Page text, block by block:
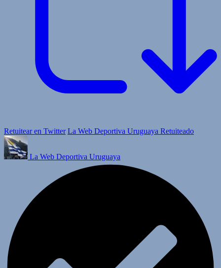
Retuitear en Twitter La Web Deportiva Uruguaya Retuiteado
La Web Deportiva Uruguaya